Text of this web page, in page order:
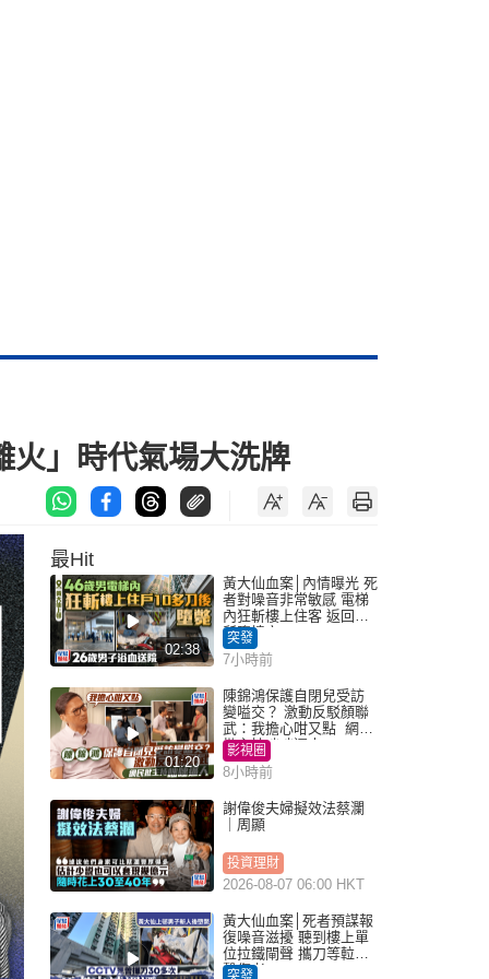
火」時代氣場大洗牌
最Hit
02:38
黃大仙血案│內情曝光 死
者對噪音非常敏感 電梯
內狂斬樓上住客 返回住
所墮樓亡
突發
7小時前
01:20
陳錦鴻保護自閉兒受訪
變嗌交？ 激動反駁顏聯
武：我擔心咁又點 網民
批主持咄咄逼人
影視圈
8小時前
謝偉俊夫婦擬效法蔡瀾
｜周顯
投資理財
2026-08-07 06:00 HKT
黃大仙血案│死者預謀報
復噪音滋擾 聽到樓上單
位拉鐵閘聲 攜刀等𨋢伏
擊傷者
突發